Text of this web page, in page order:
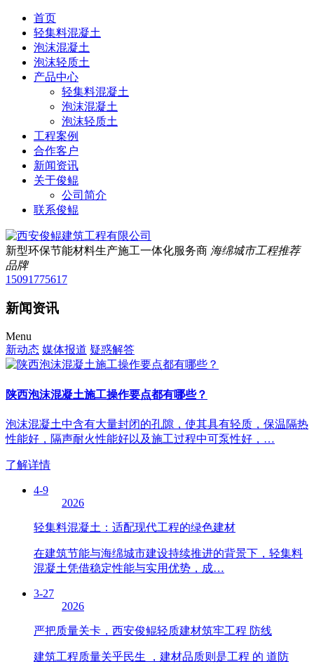
首页
轻集料混凝土
泡沫混凝土
泡沫轻质土
产品中心
轻集料混凝土
泡沫混凝土
泡沫轻质土
工程案例
合作客户
新闻资讯
关于俊鲲
公司简介
联系俊鲲
新型环保节能材料生产施工一体化服务商 海绵城市工程推荐
品牌
15091775617
新闻资讯
Menu
新动态 媒体报道 疑惑解答
陕西泡沫混凝土施工操作要点都有哪些？
泡沫混凝土中含有大量封闭的孔隙，使其具有轻质，保温隔热
性能好，隔声耐火性能好以及施工过程中可泵性好，…
了解详情
4-9
2026
轻集料混凝土：适配现代工程的绿色建材
在建筑节能与海绵城市建设持续推进的背景下，轻集料
混凝土凭借稳定性能与实用优势，成…
3-27
2026
严把质量关卡，西安俊鲲轻质建材筑牢工程 防线
建筑工程质量关乎民生 ，建材品质则是工程 的 道防